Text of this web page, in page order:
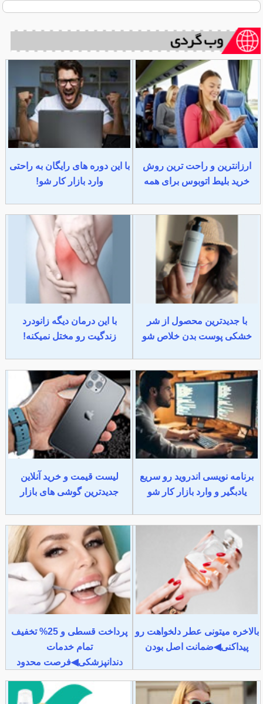
ارزانترین و راحت ترین روش
خرید بلیط اتوبوس برای همه
با این دوره های رایگان به راحتی
وارد بازار کار شو!
با جدیدترین محصول از شر
خشکی پوست بدن خلاص شو
با این درمان دیگه زانودرد
زندگیت رو مختل نمیکنه!
برنامه نویسی اندروید رو سریع
یادبگیر و وارد بازار کار شو
لیست قیمت و خرید آنلاین
جدیدترین گوشی های بازار
بالاخره میتونی عطر دلخواهت رو
پیداکنی◀ضمانت اصل بودن
پرداخت قسطی و 25% تخفیف
تمام خدمات
دندانپزشکی◀فرصت محدود